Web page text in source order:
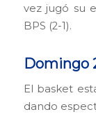
vez jugó su
BPS (2-1).
Domingo
El basket
dando